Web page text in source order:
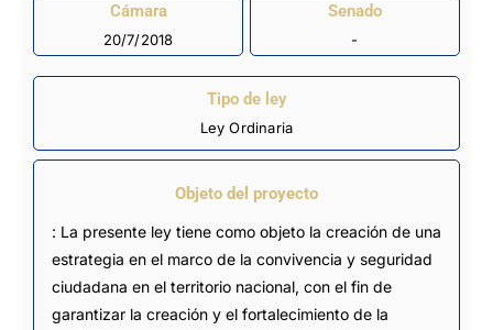
Cámara
20/7/2018
Senado
-
Tipo de ley
Ley Ordinaria
Objeto del proyecto
: La presente ley tiene como objeto la creación de una
estrategia en el marco de la convivencia y seguridad
ciudadana en el territorio nacional, con el fin de
garantizar la creación y el fortalecimiento de la